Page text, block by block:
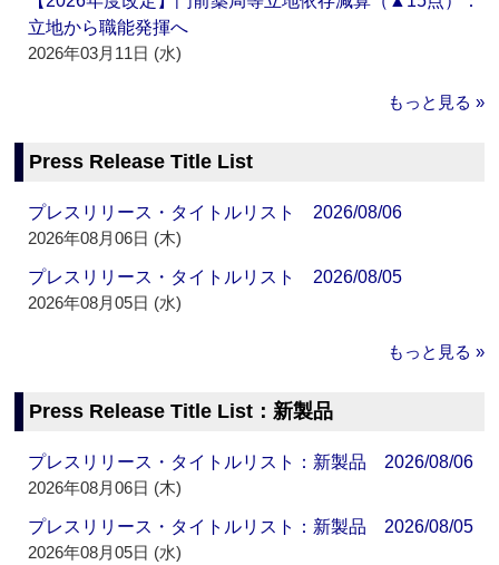
立地から職能発揮へ
2026年03月11日 (水)
もっと見る »
Press Release Title List
プレスリリース・タイトルリスト 2026/08/06
2026年08月06日 (木)
プレスリリース・タイトルリスト 2026/08/05
2026年08月05日 (水)
もっと見る »
Press Release Title List：新製品
プレスリリース・タイトルリスト：新製品 2026/08/06
2026年08月06日 (木)
プレスリリース・タイトルリスト：新製品 2026/08/05
2026年08月05日 (水)